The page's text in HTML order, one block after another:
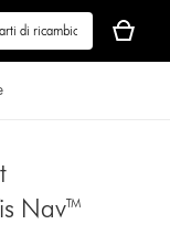
carrello
è
Nav™